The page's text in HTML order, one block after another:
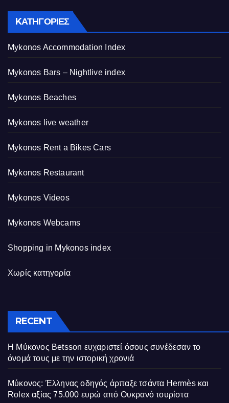
KΑΤΗΓΟΡΊΕΣ
Mykonos Accommodation Index
Mykonos Bars – Nightlive index
Mykonos Beaches
Mykonos live weather
Mykonos Rent a Bikes Cars
Mykonos Restaurant
Mykonos Videos
Mykonos Webcams
Shopping in Mykonos index
Χωρίς κατηγορία
RECENT
Η Μύκονος Betsson ευχαριστεί όσους συνέδεσαν το
όνομά τους με την ιστορική χρονιά
Μύκονος: Έλληνας οδηγός άρπαξε τσάντα Hermès και
Rolex αξίας 75.000 ευρώ από Ουκρανό τουρίστα